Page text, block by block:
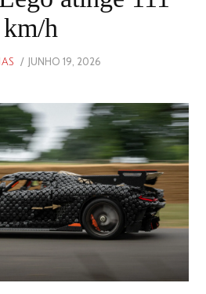
km/h
POSTED
JUNHO 19, 2026